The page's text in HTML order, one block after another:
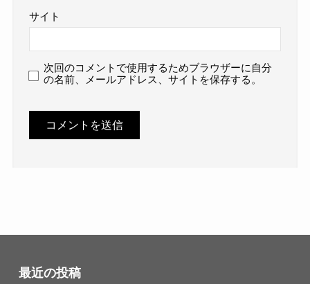
サイト
次回のコメントで使用するためブラウザーに自分
の名前、メールアドレス、サイトを保存する。
最近の投稿